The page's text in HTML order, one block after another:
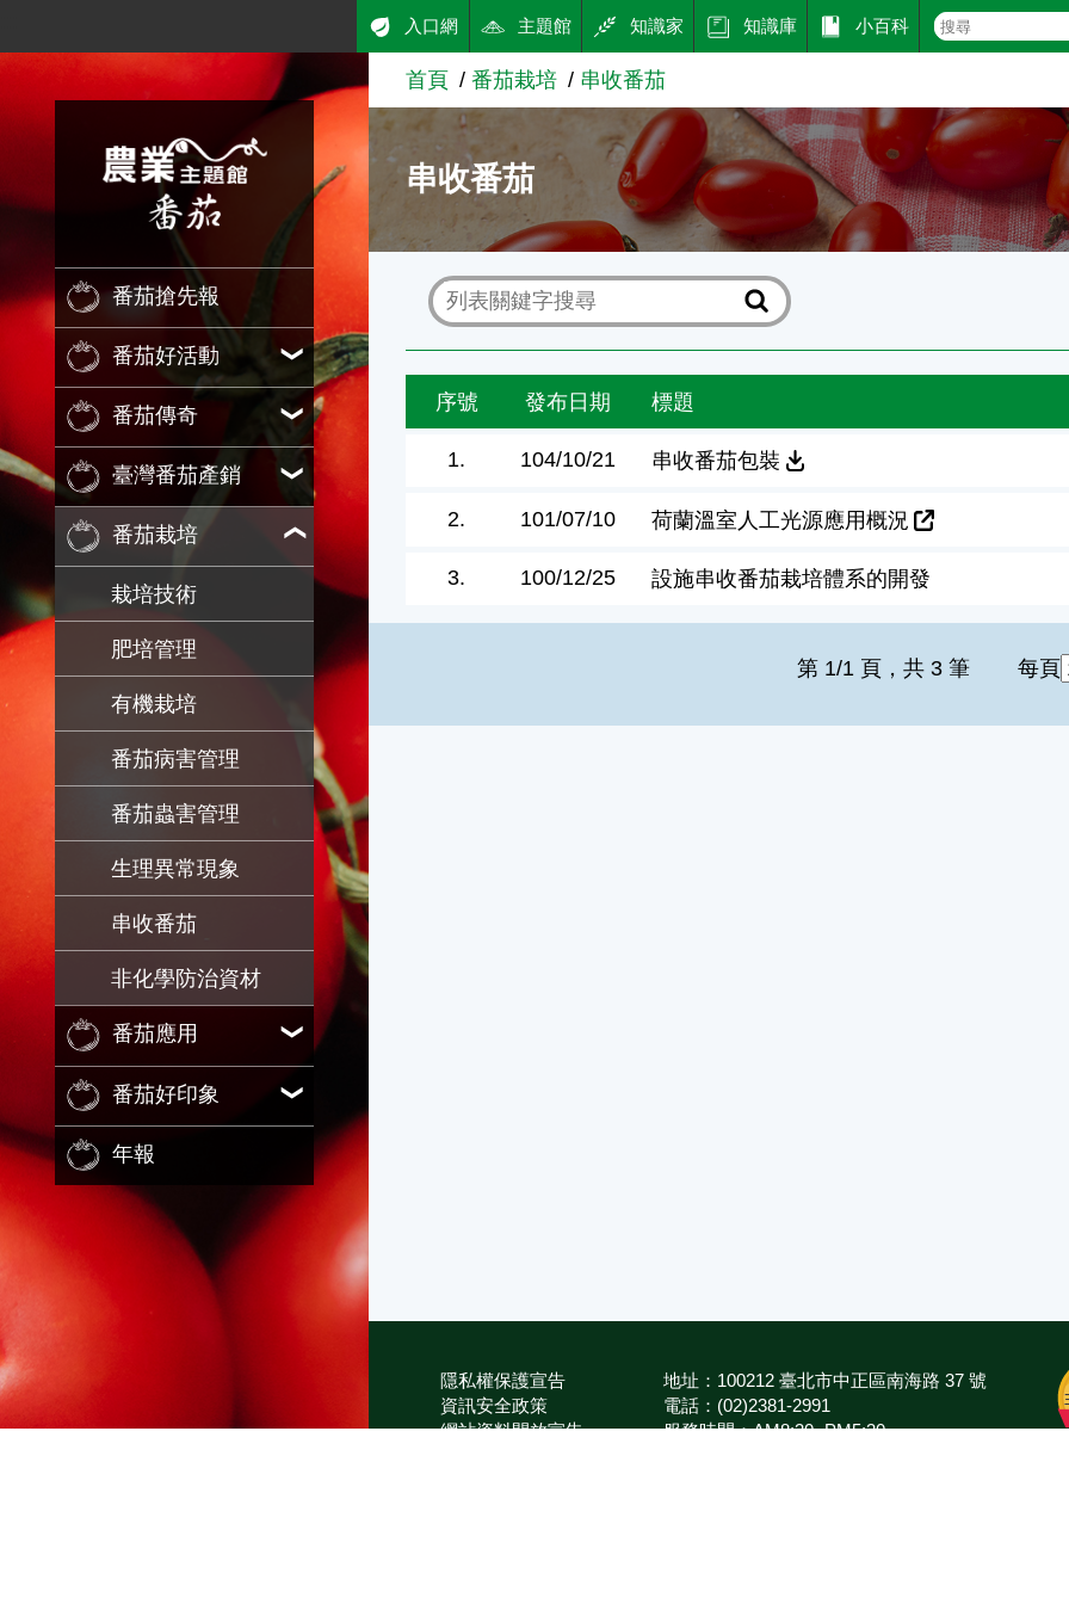
跳到主要內容
農業知識入口網
番茄搶先報
番茄好活動
番茄傳奇
臺灣番茄產銷
番茄栽培
栽培技術
肥培管理
有機栽培
番茄病害管理
番茄蟲害管理
生理異常現象
串收番茄
非化學防治資材
番茄應用
番茄好印象
年報
入口網 主題館 知識家 知識庫 小百科
首頁 番茄栽培 串收番茄
串收番茄
序號 發布日期 標題
1. 104/10/21 串收番茄包裝
2. 101/07/10 荷蘭溫室人工光源應用概況
3. 100/12/25 設施串收番茄栽培體系的開發
第 1/1 頁，共 3 筆 每頁
隱私權保護宣告
資訊安全政策
網站資料開放宣告
地址：100212 臺北市中正區南海路 37 號
電話：(02)2381-2991
服務時間：AM8:30~PM5:30